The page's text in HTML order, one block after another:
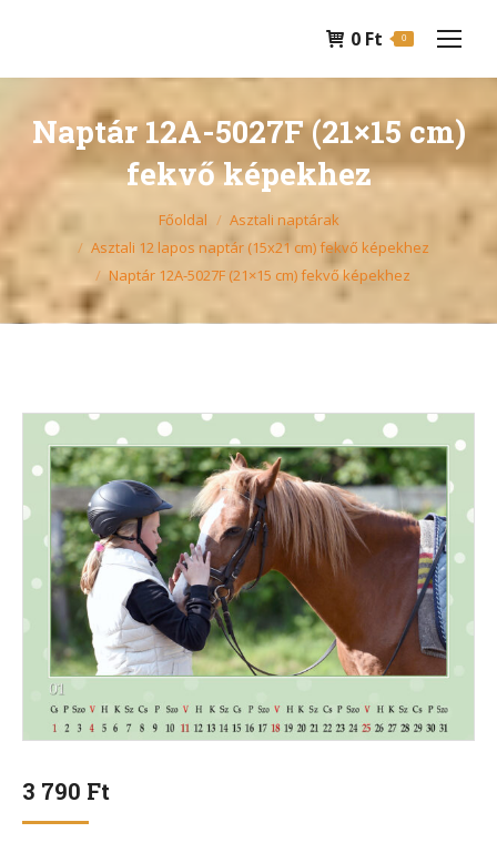
0 Ft 0
Naptár 12A-5027F (21×15 cm)
fekvő képekhez
You are here: Főoldal
Asztali naptárak
Asztali 12 lapos naptár (15x21 cm) fekvő képekhez
Naptár 12A-5027F (21×15 cm) fekvő képekhez
3 790 Ft